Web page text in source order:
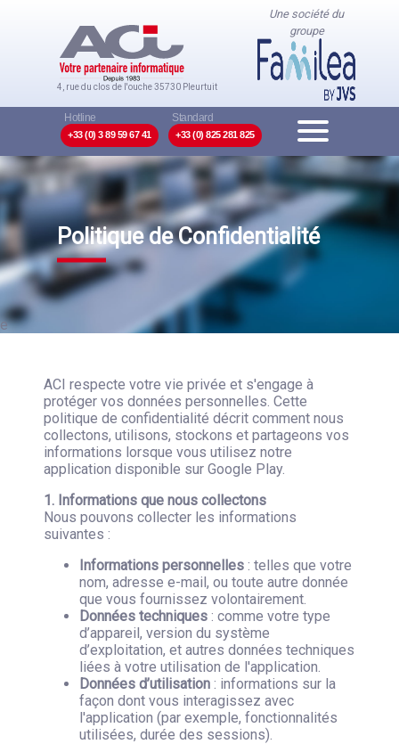
Une société du
groupe
+33 (0) 825 281 825
+33 (0) 3 89 59 67 41
4, rue du clos de l'ouche35730 Pleurtuit
Politique de Confidentialité
e
ACI respecte votre vie privée et s'engage à
protéger vos données personnelles. Cette
politique de confidentialité décrit comment nous
collectons, utilisons, stockons et partageons vos
informations lorsque vous utilisez notre
application disponible sur Google Play.
1. Informations que nous collectons
Nous pouvons collecter les informations
suivantes :
Informations personnelles : telles que votre
nom, adresse e-mail, ou toute autre donnée
que vous fournissez volontairement.
Données techniques : comme votre type
d’appareil, version du système
d’exploitation, et autres données techniques
liées à votre utilisation de l'application.
Données d’utilisation : informations sur la
façon dont vous interagissez avec
l'application (par exemple, fonctionnalités
utilisées, durée des sessions).